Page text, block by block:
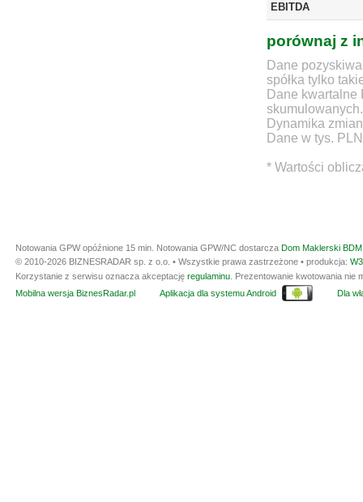
EBITDA
porównaj z
Dane
spółka tylko
Dane
skumulowanych.
Dynamika
Dane w tys. PLN
* Wartości
Notowania GPW opóźnione 15 min. Notowania GPW/NC dostarcza Dom Maklerski
© 2010-2026 BIZNESRADAR sp. z o.o. • Wszystkie prawa zastrzeżone • produkcja:
Korzystanie z serwisu oznacza akceptację regulaminu . Prezentowanie kwotowania
Mobilna wersja BiznesRadar.pl
Aplikacja dla systemu Android Dla